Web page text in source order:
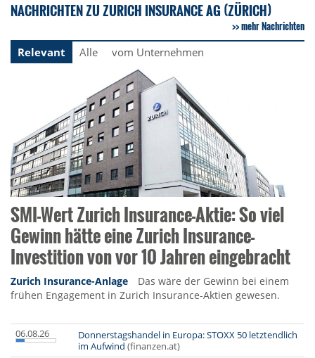
NACHRICHTEN ZU ZURICH INSURANCE AG (ZÜRICH)
mehr Nachrichten
Relevant
Alle vom Unternehmen
SMI-Wert Zurich Insurance-Aktie: So viel
Gewinn hätte eine Zurich Insurance-
Investition von vor 10 Jahren eingebracht
Zurich Insurance-Anlage
Das wäre der Gewinn bei einem
frühen Engagement in Zurich Insurance-Aktien gewesen.
06.08.26
Donnerstagshandel in Europa: STOXX 50 letztendlich
im Aufwind (finanzen.at)